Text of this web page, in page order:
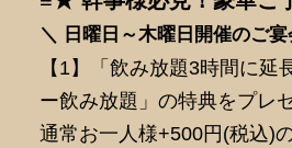
＼ 日曜日～木曜日開催のご
【1】「飲み放題3時間に延
ー飲み放題」の特典をプレ
通常お一人様+500円(税込)